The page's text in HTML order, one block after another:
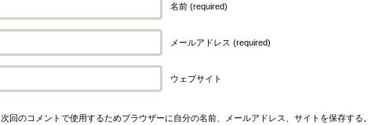
名前 (required)
メールアドレス (required)
ウェブサイト
次回のコメントで使用するためブラウザーに自分の名前、メールアドレス、サイトを保存する。